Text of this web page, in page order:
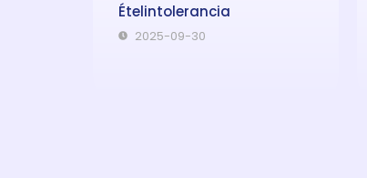
Ételintolerancia
2025-09-30